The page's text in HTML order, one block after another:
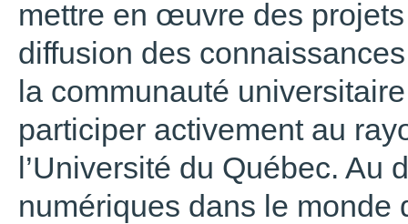
mettre en œuvre des
diffusion des
la communauté
participer activement au
l’Université du Québec. Au
numériques dans le monde